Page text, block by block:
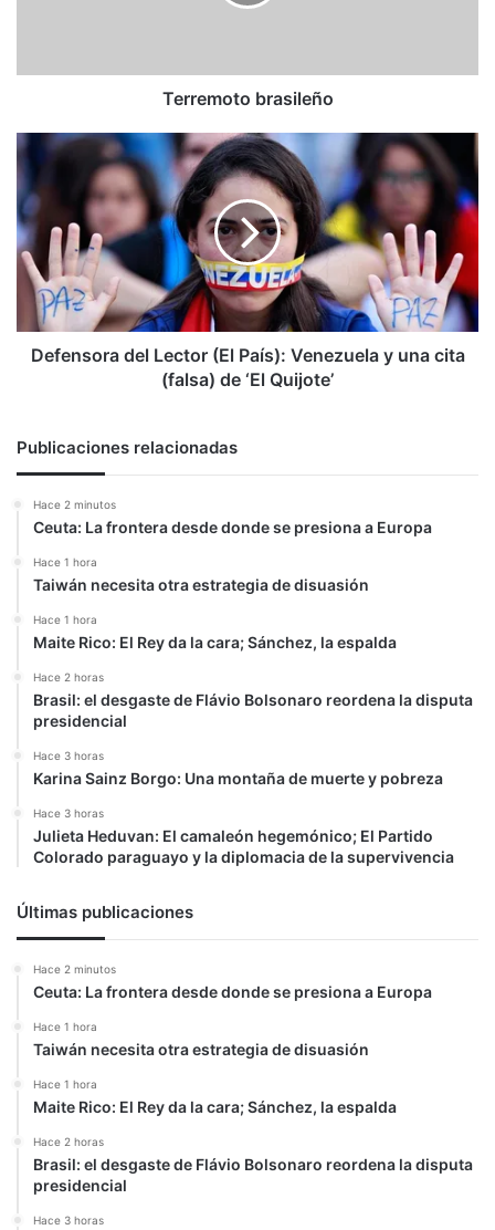
Terremoto brasileño
Defensora
del
Lector
(El
País):
Venezuela
una
cita
(falsa)
Defensora del Lector (El País): Venezuela y una cita
(falsa) de ‘El Quijote’
Publicaciones relacionadas
Hace 2 minutos
Ceuta: La frontera desde donde se presiona a Europa
Hace 1 hora
Taiwán necesita otra estrategia de disuasión
Hace 1 hora
Maite Rico: El Rey da la cara; Sánchez, la espalda
Hace 2 horas
Brasil: el desgaste de Flávio Bolsonaro reordena la disputa
presidencial
Hace 3 horas
Karina Sainz Borgo: Una montaña de muerte y pobreza
Hace 3 horas
Julieta Heduvan: El camaleón hegemónico; El Partido
Colorado paraguayo y la diplomacia de la supervivencia
Últimas publicaciones
Hace 2 minutos
Ceuta: La frontera desde donde se presiona a Europa
Hace 1 hora
Taiwán necesita otra estrategia de disuasión
Hace 1 hora
Maite Rico: El Rey da la cara; Sánchez, la espalda
Hace 2 horas
Brasil: el desgaste de Flávio Bolsonaro reordena la disputa
presidencial
Hace 3 horas